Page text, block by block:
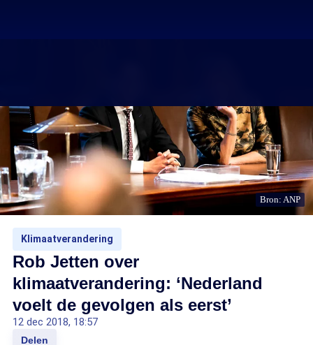
Bron: ANP
Klimaatverandering
Rob Jetten over
klimaatverandering: ‘Nederland
voelt de gevolgen als eerst’
12 dec 2018, 18:57
Delen